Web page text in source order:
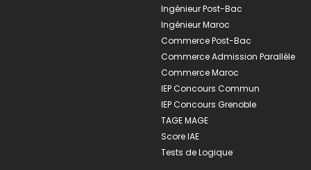
Ingénieur Post-Bac
Ingénieur Maroc
Commerce Post-Bac
Commerce Admission Parallèle
Commerce Maroc
IEP Concours Commun
IEP Concours Grenoble
TAGE MAGE
Score IAE
Tests de Logique